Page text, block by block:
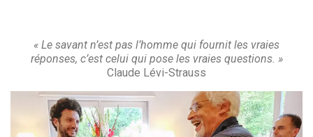
« Le savant n’est pas l’homme qui fournit les vraies
réponses, c’est celui qui pose les vraies questions. »
Claude Lévi-Strauss